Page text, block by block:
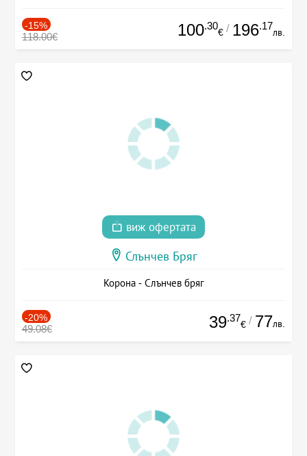
-15%
118.00€ 100.30
€ / 196.17
лв.
виж офертата
Слънчев Бряг
Корона - Слънчев бряг
-20%
49.08€ 39.37
€ / 77лв.